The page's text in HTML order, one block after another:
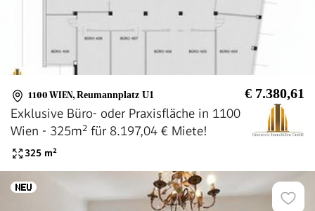
1100 WIEN, Reumannplatz U1 € 7.380,61
Exklusive Büro- oder Praxisfläche in 1100
Wien - 325m² für 8.197,04 € Miete!
325 m²